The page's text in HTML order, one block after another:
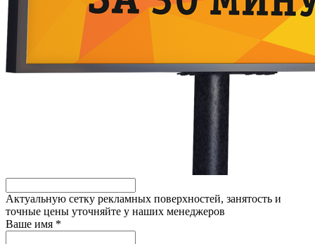
Актуальную сетку рекламных поверхностей, занятость и
точные цены уточняйте у наших менеджеров
Ваше имя *